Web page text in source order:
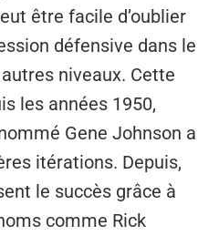
être facile d’oublier
défensive dans le
niveaux. Cette
les années 1950,
Gene Johnson a
itérations. Depuis,
le succès grâce à
comme Rick